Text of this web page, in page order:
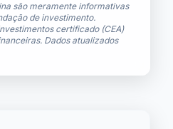
são meramente informativas
de investimento.
certificado (CEA)
Dados atualizados